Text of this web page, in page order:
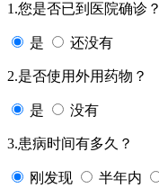
1.您是否已到医院确诊？
是 还没有
2.是否使用外用药物？
是 没有
3.患病时间有多久？
刚发现 半年内